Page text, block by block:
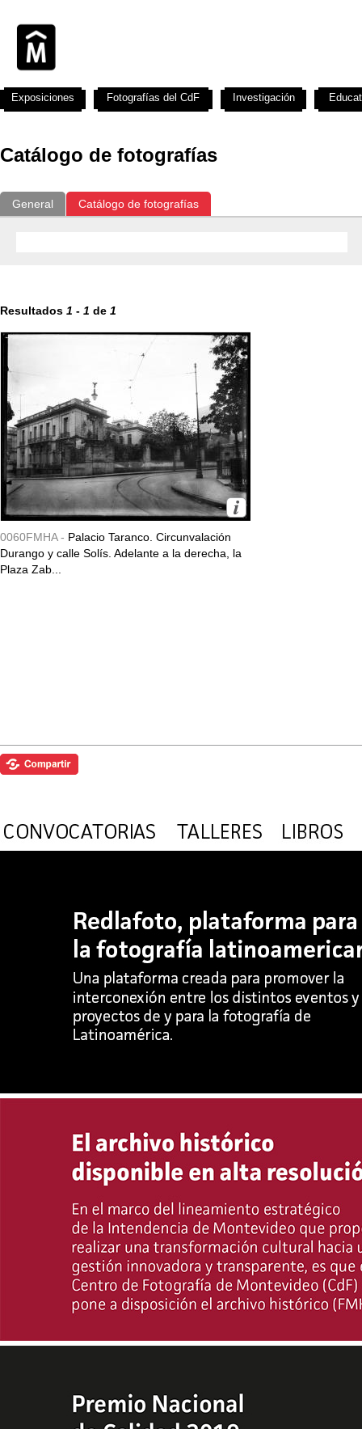
Catálogo de fotografías
General Catálogo de fotografías
Resultados 1 - 1 de 1
0060FMHA - Palacio Taranco. Circunvalación
Durango y calle Solís. Adelante a la derecha, la
Plaza Zab...
Exposiciones Fotografías del CdF Investigación